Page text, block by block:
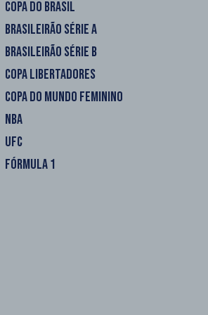
COPA DO BRASIL
BRASILEIRÃO SÉRIE A
BRASILEIRÃO SÉRIE B
COPA LIBERTADORES
COPA DO MUNDO FEMININO
NBA
UFC
FÓRMULA 1